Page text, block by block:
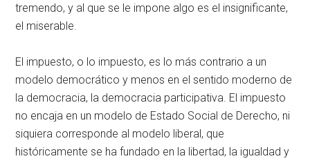
tremendo, y al que se le impone algo es el insignificante,
el miserable.
El impuesto, o lo impuesto, es lo más contrario a un
modelo democrático y menos en el sentido moderno de
la democracia, la democracia participativa. El impuesto
no encaja en un modelo de Estado Social de Derecho, ni
siquiera corresponde al modelo liberal, que
históricamente se ha fundado en la libertad, la igualdad y